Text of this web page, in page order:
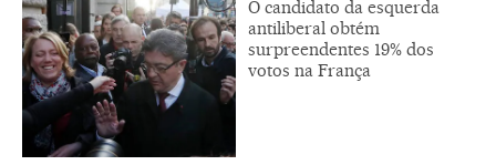
O candidato da esquerda
antiliberal obtém
surpreendentes 19% dos
votos na França